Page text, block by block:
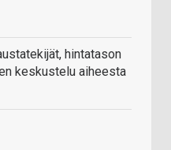
hintatason
keskustelu aiheesta